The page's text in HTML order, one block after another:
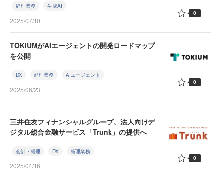
経理業務 生成AI
2025/07/10
0
TOKIUMがAIエージェントの開発ロードマップ
を公開
DX 経理業務 AIエージェント
2025/06/23
0
三井住友フィナンシャルグループ、法人向けデ
ジタル総合金融サービス「Trunk」の提供へ
会計・経理 DX 経理業務
2025/04/16
0